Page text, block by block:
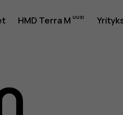
HMD Terra M